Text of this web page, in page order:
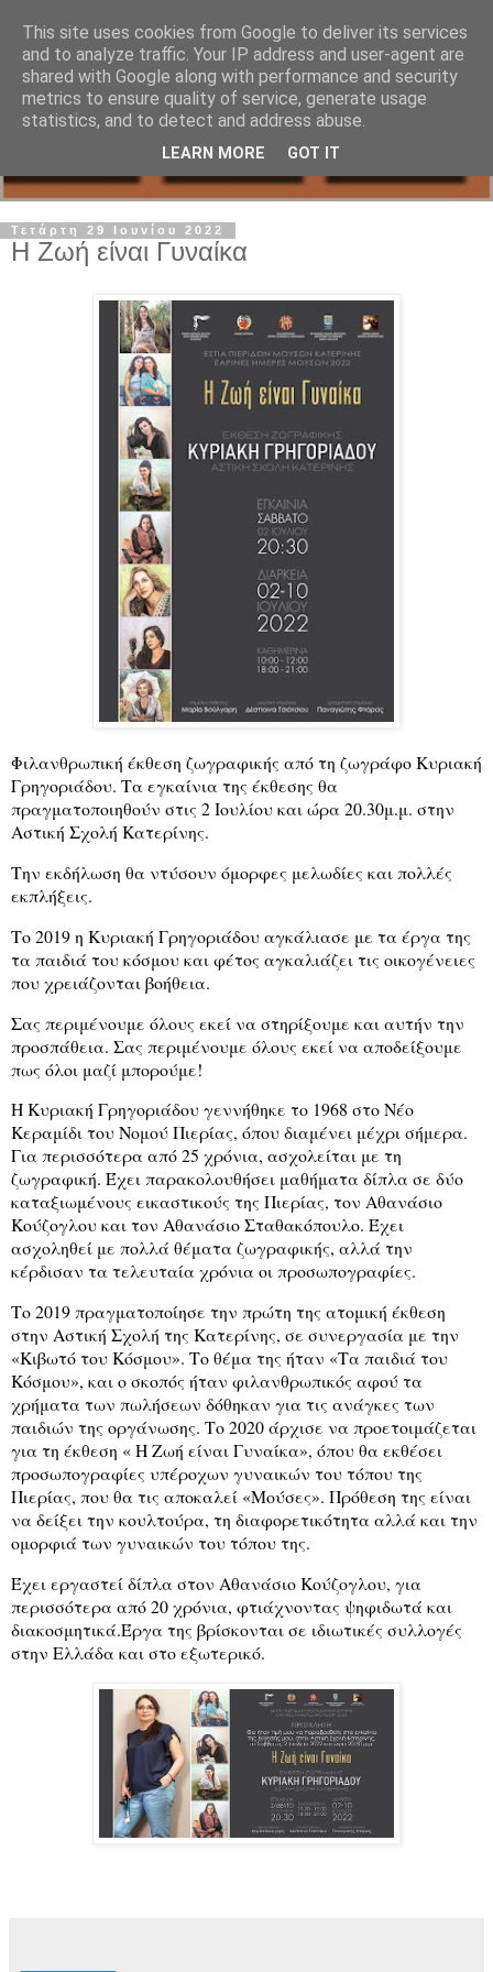
Τετάρτη 29 Ιουνίου 2022
Η Ζωή είναι Γυναίκα
Φιλανθρωπική έκθεση ζωγραφικής από τη ζωγράφο Κυριακή
Γρηγοριάδου. Τα εγκαίνια της έκθεσης θα
πραγματοποιηθούν στις 2 Ιουλίου και ώρα 20.30μ.μ. στην
Αστική Σχολή Κατερίνης.
Την εκδήλωση θα ντύσουν όμορφες μελωδίες και πολλές
εκπλήξεις.
Το 2019 η Κυριακή Γρηγοριάδου αγκάλιασε με τα έργα της
τα παιδιά του κόσμου και φέτος αγκαλιάζει τις οικογένειες
που χρειάζονται βοήθεια.
Σας περιμένουμε όλους εκεί να στηρίξουμε και αυτήν την
προσπάθεια. Σας περιμένουμε όλους εκεί να αποδείξουμε
πως όλοι μαζί μπορούμε!
Η Κυριακή Γρηγοριάδου γεννήθηκε το 1968 στο Νέο
Κεραμίδι του Νομού Πιερίας, όπου διαμένει μέχρι σήμερα.
Για περισσότερα από 25 χρόνια, ασχολείται με τη
ζωγραφική. Έχει παρακολουθήσει μαθήματα δίπλα σε δύο
καταξιωμένους εικαστικούς της Πιερίας, τον Αθανάσιο
Κούζογλου και τον Αθανάσιο Σταθακόπουλο. Έχει
ασχοληθεί με πολλά θέματα ζωγραφικής, αλλά την
κέρδισαν τα τελευταία χρόνια οι προσωπογραφίες.
Το 2019 πραγματοποίησε την πρώτη της ατομική έκθεση
στην Αστική Σχολή της Κατερίνης, σε συνεργασία με την
«Κιβωτό του Κόσμου». Το θέμα της ήταν «Τα παιδιά του
Κόσμου», και ο σκοπός ήταν φιλανθρωπικός αφού τα
χρήματα των πωλήσεων δόθηκαν για τις ανάγκες των
παιδιών της οργάνωσης. Το 2020 άρχισε να προετοιμάζεται
για τη έκθεση « Η Ζωή είναι Γυναίκα», όπου θα εκθέσει
προσωπογραφίες υπέροχων γυναικών του τόπου της
Πιερίας, που θα τις αποκαλεί «Μούσες». Πρόθεση της είναι
να δείξει την κουλτούρα, τη διαφορετικότητα αλλά και την
ομορφιά των γυναικών του τόπου της.
Έχει εργαστεί δίπλα στον Αθανάσιο Κούζογλου, για
περισσότερα από 20 χρόνια, φτιάχνοντας ψηφιδωτά και
διακοσμητικά.Έργα της βρίσκονται σε ιδιωτικές συλλογές
στην Ελλάδα και στο εξωτερικό.
This site uses cookies from Google to deliver its services
and to analyze traffic. Your IP address and user-agent are
shared with Google along with performance and security
metrics to ensure quality of service, generate usage
statistics, and to detect and address abuse.
LEARN MORE GOT IT